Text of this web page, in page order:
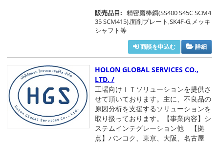
販売品目: 精密磨棒鋼(SS400 S45C SCM4
35 SCM415),面削プレート,SK4F-G,メッキ
シャフト等
詳細
商談を申込む
HOLON GLOBAL SERVICES CO.,
LTD. /
工場向けＩＴソリューションを提供さ
せて頂いております。主に、不良品の
原因分析を支援するソリューションを
取り扱っております。【事業内容】シ
ステムインテグレーション他 【拠
点】バンコク、東京、大阪、名古屋